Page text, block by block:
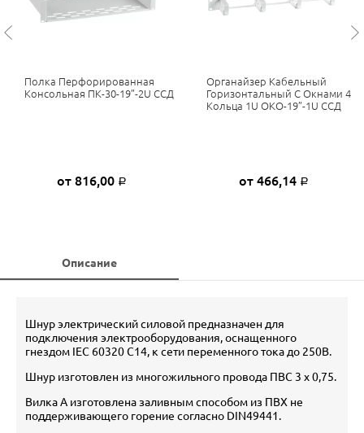
Полка Перфорированная
Консольная ПК-30-19”-2U ССД
от 816,00 Р
Органайзер Кабельный
Горизонтальный С Окнами 4
Кольца 1U ОКО-19”-1U ССД
от 466,14 Р
Описание
Шнур электрический силовой предназначен для
подключения электрооборудования, оснащенного
гнездом IEC 60320 C14, к сети переменного тока до 250В.
Шнур изготовлен из многожильного провода ПВС 3 х 0,75.
Вилка А изготовлена заливным способом из ПВХ не
поддерживающего горение согласно DIN49441.